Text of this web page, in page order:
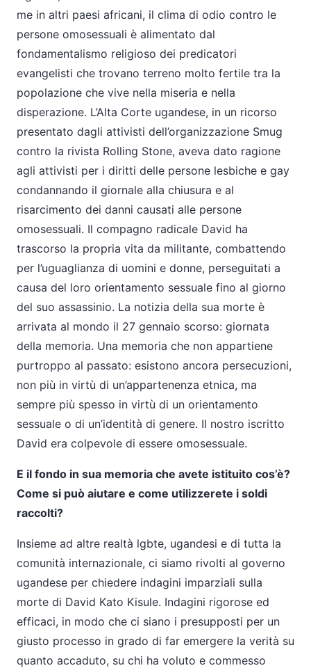
me in altri paesi africani, il clima di odio contro le
persone omosessuali è alimentato dal
fondamentalismo religioso dei predicatori
evangelisti che trovano terreno molto fertile tra la
popolazione che vive nella miseria e nella
disperazione. L’Alta Corte ugandese, in un ricorso
presentato dagli attivisti dell’organizzazione Smug
contro la rivista Rolling Stone, aveva dato ragione
agli attivisti per i diritti delle persone lesbiche e gay
condannando il giornale alla chiusura e al
risarcimento dei danni causati alle persone
omosessuali. Il compagno radicale David ha
trascorso la propria vita da militante, combattendo
per l’uguaglianza di uomini e donne, perseguitati a
causa del loro orientamento sessuale fino al giorno
del suo assassinio. La notizia della sua morte è
arrivata al mondo il 27 gennaio scorso: giornata
della memoria. Una memoria che non appartiene
purtroppo al passato: esistono ancora persecuzioni,
non più in virtù di un’appartenenza etnica, ma
sempre più spesso in virtù di un orientamento
sessuale o di un’identità di genere. Il nostro iscritto
David era colpevole di essere omosessuale.
E il fondo in sua memoria che avete istituito cos’è?
Come si può aiutare e come utilizzerete i soldi
raccolti?
Insieme ad altre realtà lgbte, ugandesi e di tutta la
comunità internazionale, ci siamo rivolti al governo
ugandese per chiedere indagini imparziali sulla
morte di David Kato Kisule. Indagini rigorose ed
efficaci, in modo che ci siano i presupposti per un
giusto processo in grado di far emergere la verità su
quanto accaduto, su chi ha voluto e commesso